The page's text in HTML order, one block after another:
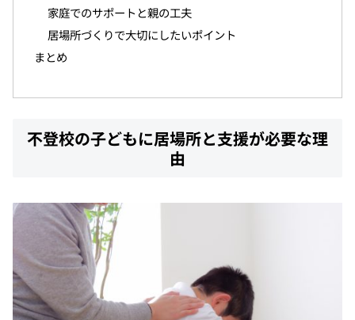
家庭でのサポートと親の工夫
居場所づくりで大切にしたいポイント
まとめ
不登校の子どもに居場所と支援が必要な理
由